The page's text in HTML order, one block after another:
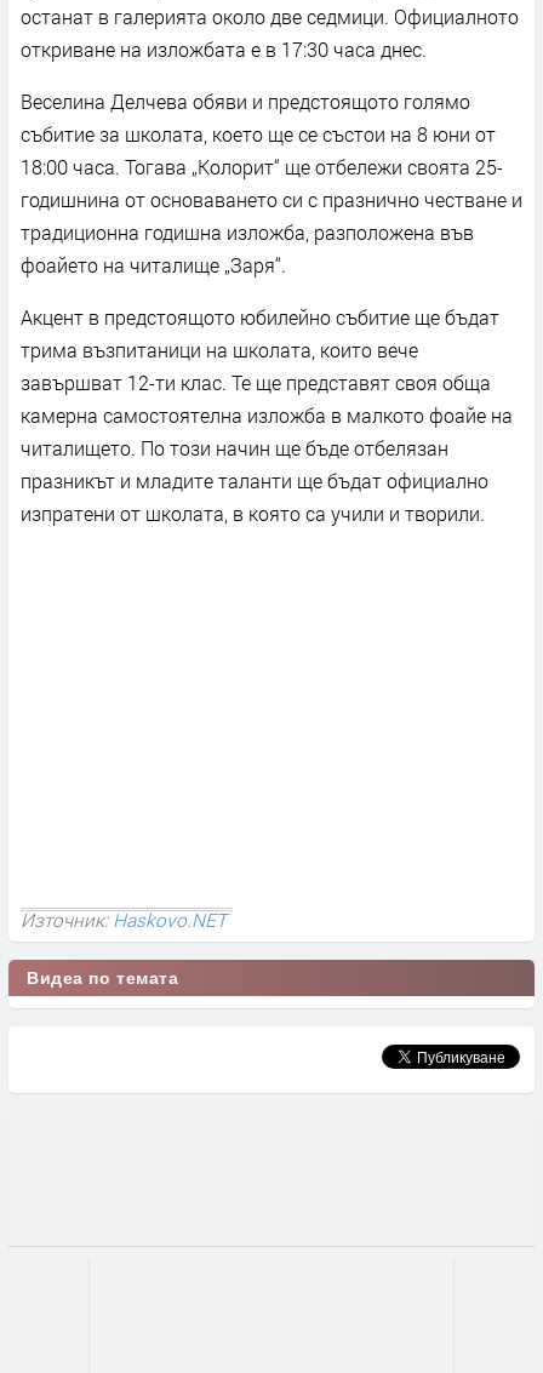
останат в галерията около две седмици. Официалното
откриване на изложбата е в 17:30 часа днес.
Веселина Делчева обяви и предстоящото голямо
събитие за школата, което ще се състои на 8 юни от
18:00 часа. Тогава „Колорит“ ще отбележи своята 25-
годишнина от основаването си с празнично честване и
традиционна годишна изложба, разположена във
фоайето на читалище „Заря“.
Акцент в предстоящото юбилейно събитие ще бъдат
трима възпитаници на школата, които вече
завършват 12-ти клас. Те ще представят своя обща
камерна самостоятелна изложба в малкото фоайе на
читалището. По този начин ще бъде отбелязан
празникът и младите таланти ще бъдат официално
изпратени от школата, в която са учили и творили.
Източник:Haskovo.NET
Видеа по темата